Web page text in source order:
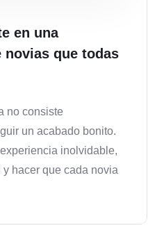
en una
novias que todas
no consiste
un acabado bonito.
inolvidable,
hacer que cada novia